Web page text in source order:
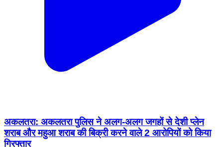
अकलतरा: अकलतरा पुलिस ने अलग-अलग जगहों से देशी प्लेन
शराब और महुआ शराब की बिक्री करने वाले 2 आरोपियों को किया
गिरफ्तार